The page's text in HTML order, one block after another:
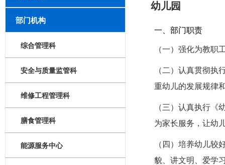
部门机构
综合管理科
安全与质量监管科
维修工程管理科
膳食管理科
能源服务中心
幼儿园
一、部门职责
（一）强化为教职
（二）认真贯彻执
重幼儿的发展规律
（三）认真执行《
为家长服务，让幼
（四）培养幼儿较
貌、讲文明、爱学